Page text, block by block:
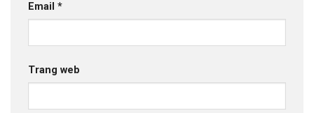
Email *
Trang web